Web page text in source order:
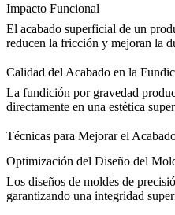
Impacto Funcional
El acabado superficial de un
reducen la fricción y mejoran la
Calidad del Acabado en la
La fundición por gravedad
directamente en una estética
Técnicas para Mejorar el
Optimización del Diseño del
Los diseños de moldes de
garantizando una integridad